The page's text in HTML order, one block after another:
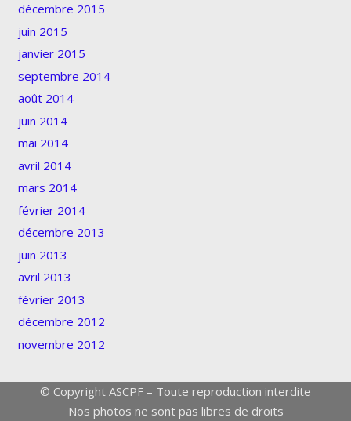
décembre 2015
juin 2015
janvier 2015
septembre 2014
août 2014
juin 2014
mai 2014
avril 2014
mars 2014
février 2014
décembre 2013
juin 2013
avril 2013
février 2013
décembre 2012
novembre 2012
© Copyright ASCPF – Toute reproduction interdite
Nos photos ne sont pas libres de droits